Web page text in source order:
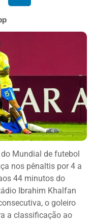
Mundial de futebol
nos pênaltis por 4 a
44 minutos do
Ibrahim Khalfan
o goleiro
a classificação ao